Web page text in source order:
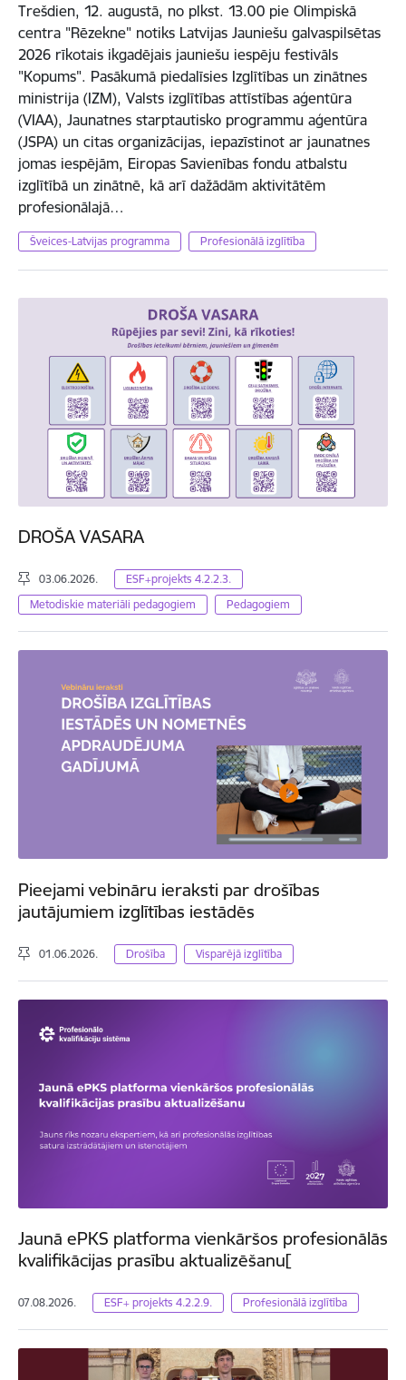
Trešdien, 12. augustā, no plkst. 13.00 pie Olimpiskā
centra "Rēzekne" notiks Latvijas Jauniešu galvaspilsētas
2026 rīkotais ikgadējais jauniešu iespēju festivāls
"Kopums". Pasākumā piedalīsies Izglītības un zinātnes
ministrija (IZM), Valsts izglītības attīstības aģentūra
(VIAA), Jaunatnes starptautisko programmu aģentūra
(JSPA) un citas organizācijas, iepazīstinot ar jaunatnes
jomas iespējām, Eiropas Savienības fondu atbalstu
izglītībā un zinātnē, kā arī dažādām aktivitātēm
profesionālajā…
Šveices-Latvijas programma Profesionālā izglītība
DROŠA VASARA
03.06.2026.
ESF+projekts 4.2.2.3.
Metodiskie materiāli pedagogiem
Pedagogiem
Pieejami vebināru ieraksti par drošības
jautājumiem izglītības iestādēs
01.06.2026. Drošība Visparējā izglītība
Jaunā ePKS platforma vienkāršos profesionālās
kvalifikācijas prasību aktualizēšanu[
07.08.2026. ESF+ projekts 4.2.2.9. Profesionālā izglītība